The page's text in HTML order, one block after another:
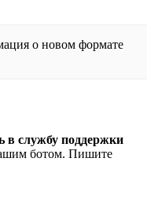
о новом формате
службу поддержки
ботом. Пишите